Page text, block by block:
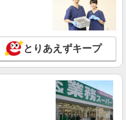
とりあえずキープ